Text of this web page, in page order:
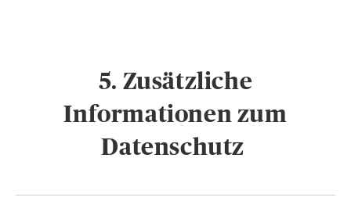
5. Zusätzliche
Informationen zum
Datenschutz ​